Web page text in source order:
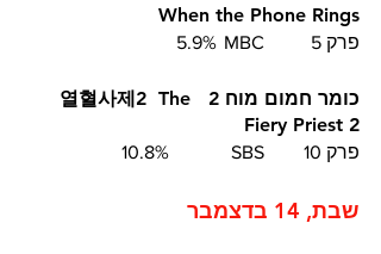
When the Phone Rings
פרק 5	MBC	5.9%
כומר חמום מוח 2  열혈사제2  The
Fiery Priest 2
פרק 10	SBS		10.8%
שבת, 14 בדצמבר